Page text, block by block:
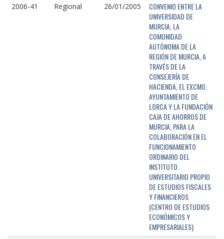
2006-41 Regional 26/01/2005
CONVENIO ENTRE LA
UNIVERSIDAD DE
MURCIA, LA
COMUNIDAD
AUTÓNOMA DE LA
REGIÓN DE MURCIA, A
TRAVÉS DE LA
CONSEJERÍA DE
HACIENDA, EL EXCMO.
AYUNTAMIENTO DE
LORCA Y LA FUNDACIÓN
CAJA DE AHORROS DE
MURCIA, PARA LA
COLABORACIÓN EN EL
FUNCIONAMIENTO
ORDINARIO DEL
INSTITUTO
UNIVERSITARIO PROPIO
DE ESTUDIOS FISCALES
Y FINANCIEROS
(CENTRO DE ESTUDIOS
ECONÓMICOS Y
EMPRESARIALES)